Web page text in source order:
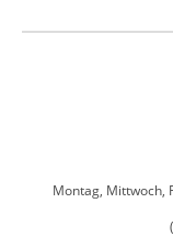
Montag, Mittwoch,